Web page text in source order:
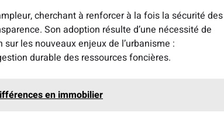
cherchant à renforcer à la fois la sécurité des
Son adoption résulte d’une nécessité de
les nouveaux enjeux de l’urbanisme :
durable des ressources foncières.
en immobilier